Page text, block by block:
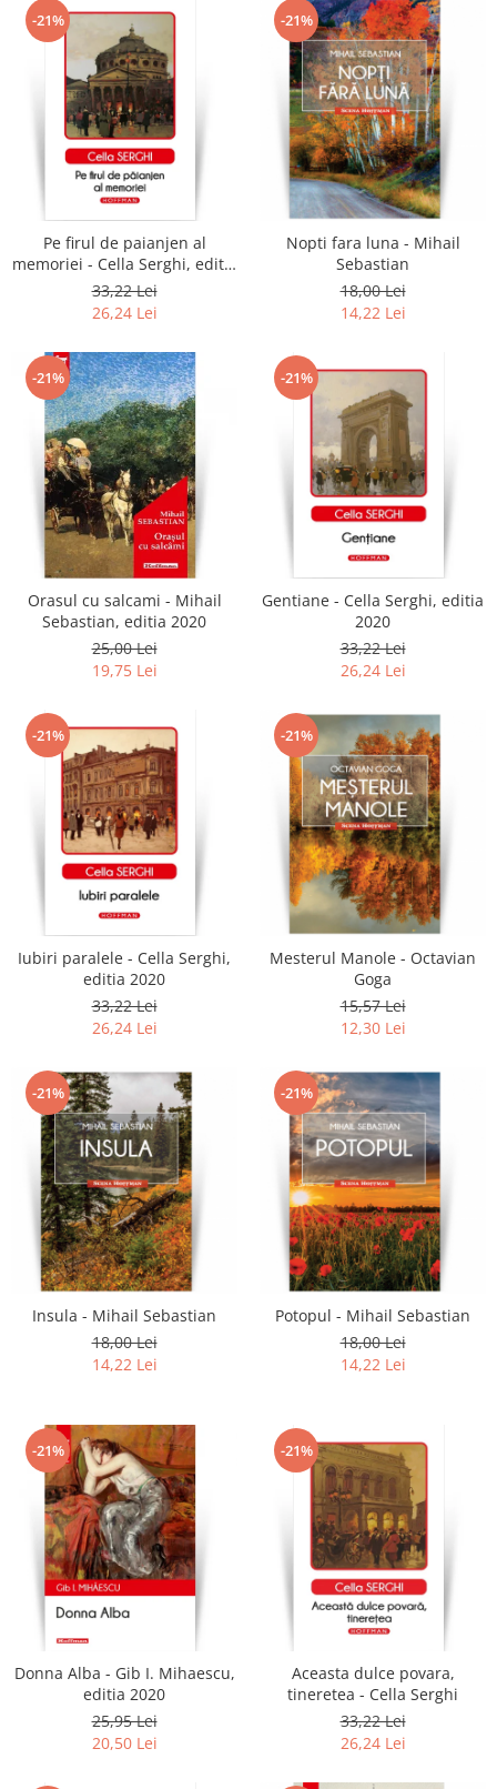
-21%
Pe firul de paianjen al
memoriei - Cella Serghi, editia
2020
33,22 Lei
26,24 Lei
-21%
Nopti fara luna - Mihail
Sebastian
18,00 Lei
14,22 Lei
-21%
Orasul cu salcami - Mihail
Sebastian, editia 2020
25,00 Lei
19,75 Lei
-21%
Gentiane - Cella Serghi, editia
2020
33,22 Lei
26,24 Lei
-21%
Iubiri paralele - Cella Serghi,
editia 2020
33,22 Lei
26,24 Lei
-21%
Mesterul Manole - Octavian
Goga
15,57 Lei
12,30 Lei
-21%
Insula - Mihail Sebastian
18,00 Lei
14,22 Lei
-21%
Potopul - Mihail Sebastian
18,00 Lei
14,22 Lei
-21%
Donna Alba - Gib I. Mihaescu,
editia 2020
25,95 Lei
20,50 Lei
-21%
Aceasta dulce povara,
tineretea - Cella Serghi
33,22 Lei
26,24 Lei